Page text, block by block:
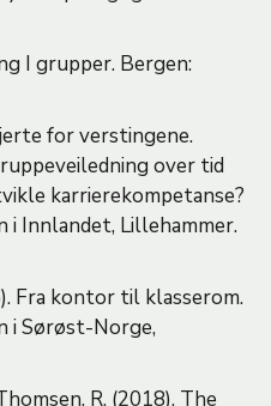
I grupper. Bergen:
for verstingene.
over tid
karrierekompetanse?
i Innlandet, Lillehammer.
Fra kontor til klasserom.
i Sørøst-Norge,
R. (2018). The